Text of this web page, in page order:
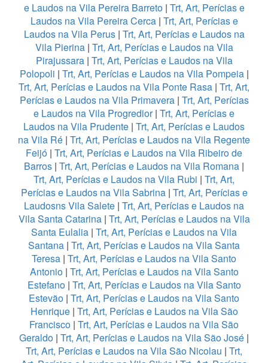
e Laudos na Vila Pereira Barreto| Trt, Art, Perícias e
Laudos na Vila Pereira Cerca| Trt, Art, Perícias e
Laudos na Vila Perus| Trt, Art, Perícias e Laudos na
Vila Pierina| Trt, Art, Perícias e Laudos na Vila
Pirajussara| Trt, Art, Perícias e Laudos na Vila
Polopoli | Trt, Art, Perícias e Laudos na Vila Pompeia|
Trt, Art, Perícias e Laudos na Vila Ponte Rasa | Trt, Art,
Perícias e Laudos na Vila Primavera| Trt, Art, Perícias
e Laudos na Vila Progredior| Trt, Art, Perícias e
Laudos na Vila Prudente | Trt, Art, Perícias e Laudos
na Vila Ré | Trt, Art, Perícias e Laudos na Vila Regente
Feijó | Trt, Art, Perícias e Laudos na Vila Ribeiro de
Barros | Trt, Art, Perícias e Laudos na Vila Romana |
Trt, Art, Perícias e Laudos na Vila Rubi | Trt, Art,
Perícias e Laudos na Vila Sabrina| Trt, Art, Perícias e
Laudosns Vila Salete | Trt, Art, Perícias e Laudos na
Vila Santa Catarina| Trt, Art, Perícias e Laudos na Vila
Santa Eulalia | Trt, Art, Perícias e Laudos na Vila
Santana | Trt, Art, Perícias e Laudos na Vila Santa
Teresa | Trt, Art, Perícias e Laudos na Vila Santo
Antonio| Trt, Art, Perícias e Laudos na Vila Santo
Estefano| Trt, Art, Perícias e Laudos na Vila Santo
Estevão | Trt, Art, Perícias e Laudos na Vila Santo
Henrique| Trt, Art, Perícias e Laudos na Vila São
Francisco | Trt, Art, Perícias e Laudos na Vila São
Geraldo | Trt, Art, Perícias e Laudos na Vila São José |
Trt, Art, Perícias e Laudos na Vila São Nicolau | Trt,